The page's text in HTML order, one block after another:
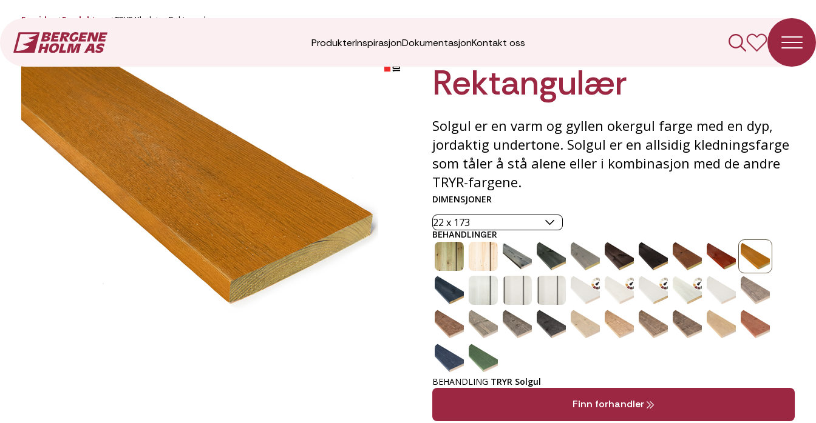
ProdukterInspirasjonDokumentasjonKontakt oss
Forside Produkter TRYR Kledning Rektangulær
TRYR Kledning
Rektangulær
Solgul er en varm og gyllen okergul farge med en dyp,
jordaktig undertone. Solgul er en allsidig kledningsfarge
som tåler å stå alene eller i kombinasjon med de andre
TRYR-fargene.
DIMENSJONER
BEHANDLINGER
BEHANDLING TRYR Solgul
Finn forhandler